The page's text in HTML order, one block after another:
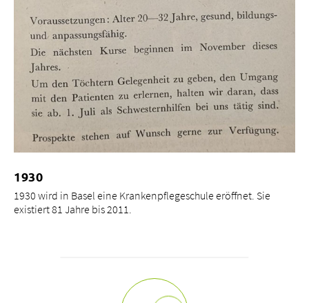
1930
1930 wird in Basel eine Krankenpflegeschule eröffnet. Sie
existiert 81 Jahre bis 2011.